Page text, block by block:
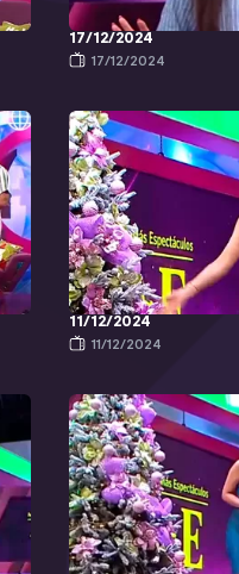
17/12/2024
17/12/2024
11/12/2024
11/12/2024